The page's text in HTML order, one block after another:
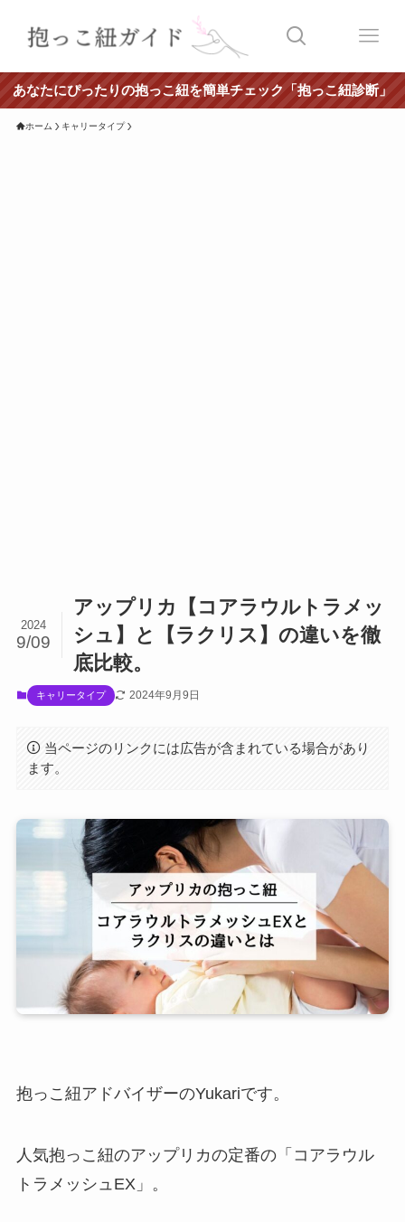
あなたにぴったりの抱っこ紐を簡単チェック「抱っこ紐診断」
ホーム キャリータイプ
アップリカ【コアラウルトラメッ
シュ】と【ラクリス】の違いを徹
底比較。
2024
9/09
キャリータイプ 2024年9月9日
当ページのリンクには広告が含まれている場合があり
ます。
抱っこ紐アドバイザーのYukariです。
人気抱っこ紐のアップリカの定番の「コアラウル
トラメッシュEX」。